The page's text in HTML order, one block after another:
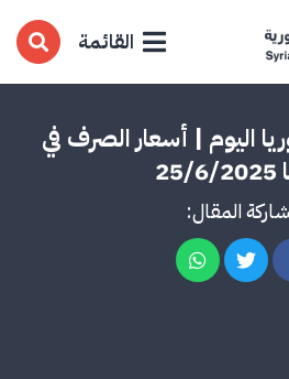
القائمة
اليوم | أسعار الصرف في
المقال: